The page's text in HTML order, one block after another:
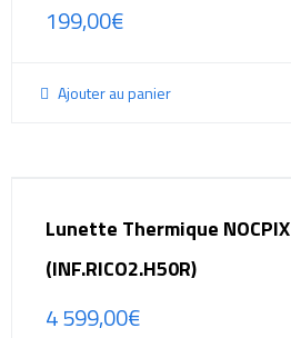
199,00€
Ajouter au panier
Lunette Thermique NOCPIX
(INF.RICO2.H50R)
4 599,00€